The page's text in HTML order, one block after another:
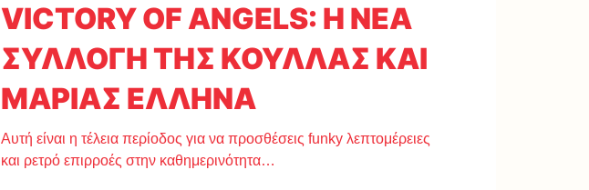
VICTORY OF ANGELS: Η ΝΕΑ
ΣΥΛΛΟΓΗ ΤΗΣ ΚΟΥΛΛΑΣ ΚΑΙ
ΜΑΡΙΑΣ ΕΛΛΗΝΑ
Αυτή είναι η τέλεια περίοδος για να προσθέσεις funky λεπτομέρειες
και ρετρό επιρροές στην καθημερινότητα…